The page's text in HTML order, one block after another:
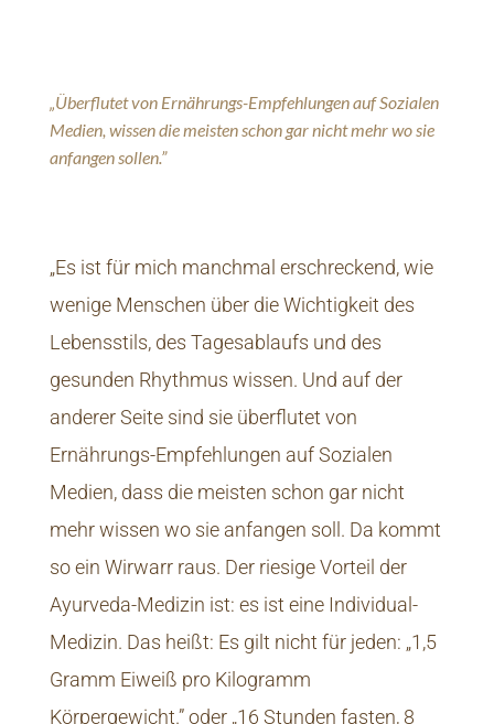
„Überflutet von Ernährungs-Empfehlungen auf Sozialen
Medien, wissen die meisten schon gar nicht mehr wo sie
anfangen sollen.”
„Es ist für mich manchmal erschreckend, wie
wenige Menschen über die Wichtigkeit des
Lebensstils, des Tagesablaufs und des
gesunden Rhythmus wissen. Und auf der
anderer Seite sind sie überflutet von
Ernährungs-Empfehlungen auf Sozialen
Medien, dass die meisten schon gar nicht
mehr wissen wo sie anfangen soll. Da kommt
so ein Wirwarr raus. Der riesige Vorteil der
Ayurveda-Medizin ist: es ist eine Individual-
Medizin. Das heißt: Es gilt nicht für jeden: „1,5
Gramm Eiweiß pro Kilogramm
Körpergewicht.” oder „16 Stunden fasten, 8